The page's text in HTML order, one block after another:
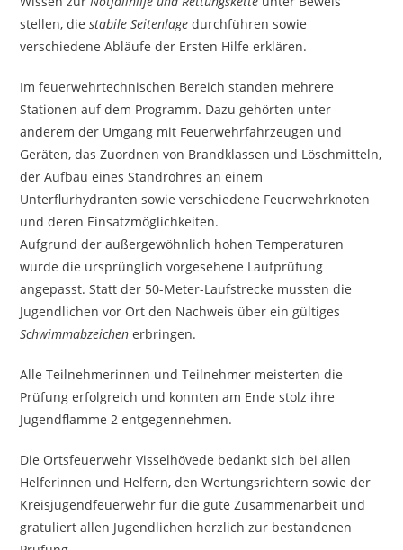
stellen, diestabile Seitenlage durchführen sowie
verschiedene Abläufe der Ersten Hilfe erklären.
Im feuerwehrtechnischen Bereich standen mehrere
Stationen auf dem Programm. Dazu gehörten unter
anderem der Umgang mit Feuerwehrfahrzeugen und
Geräten, das Zuordnen von Brandklassen und Löschmitteln,
der Aufbau eines Standrohres an einem
Unterflurhydranten sowie verschiedene Feuerwehrknoten
und deren Einsatzmöglichkeiten.
Aufgrund der außergewöhnlich hohen Temperaturen
wurde die ursprünglich vorgesehene Laufprüfung
angepasst. Statt der 50-Meter-Laufstrecke mussten die
Jugendlichen vor Ort den Nachweis über ein gültiges
Schwimmabzeichen erbringen.
Alle Teilnehmerinnen und Teilnehmer meisterten die
Prüfung erfolgreich und konnten am Ende stolz ihre
Jugendflamme 2 entgegennehmen.
Die Ortsfeuerwehr Visselhövede bedankt sich bei allen
Helferinnen und Helfern, den Wertungsrichtern sowie der
Kreisjugendfeuerwehr für die gute Zusammenarbeit und
gratuliert allen Jugendlichen herzlich zur bestandenen